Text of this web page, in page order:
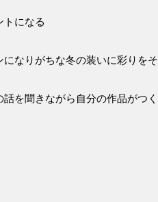
トになる
なりがちな冬の装いに彩りを
を聞きながら自分の作品がつ